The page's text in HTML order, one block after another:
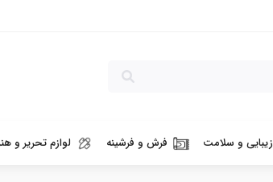
زیبایی و سلامت فرش و فرشینه لوازم تحریر و